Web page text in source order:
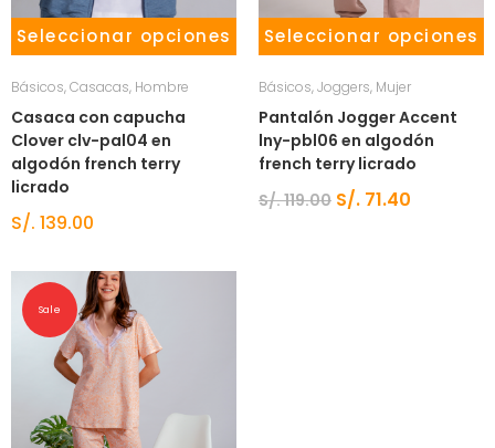
Seleccionar opciones
Básicos,Casacas, Hombre
Casaca con capucha
Clover clv-pal04 en
algodón french terry
licrado
S/. 139.00
Seleccionar opciones
Básicos,Joggers, Mujer
Pantalón Jogger Accent
lny-pbl06 en algodón
french terry licrado
S/.119.00 S/. 71.40
Sale